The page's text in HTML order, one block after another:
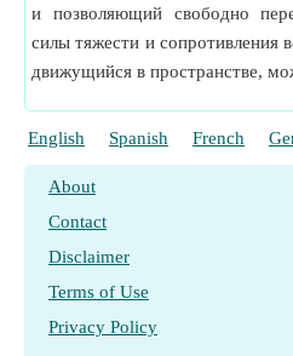
и позволяющий свободно
силы тяжести и сопротивления
движущийся в пространстве,
English Spanish French
About
Contact
Disclaimer
Terms of Use
Privacy Policy